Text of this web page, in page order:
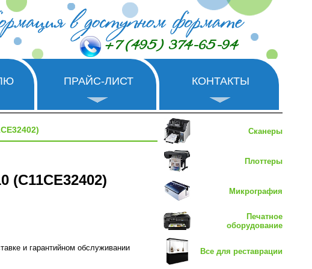
+7 (495) 374-65-94
ПРАЙС-ЛИСТ КОНТАКТЫ
(C11CE32402)
и гарантийном обслуживании
Сканеры
Плоттеры
Микрография
Печатное
оборудование
Все для реставрации